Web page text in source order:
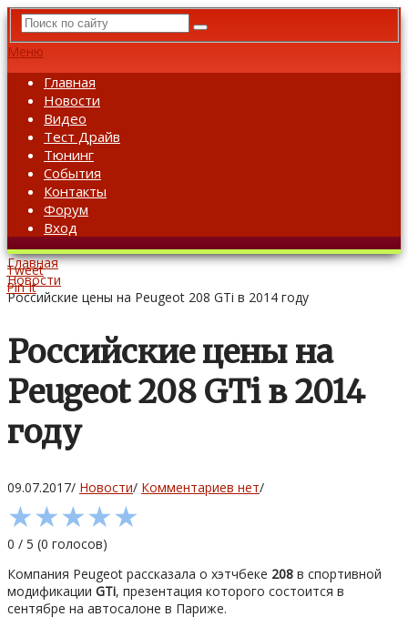
Меню
Главная
Новости
Видео
Тест Драйв
Тюнинг
События
Контакты
Форум
Вход
Главная
Новости
Российские цены на Peugeot 208 GTi в 2014 году
Российские цены на
Peugeot 208 GTi в 2014
году
09.07.2017/ Новости/ Комментариев нет/
★★★★★
0 / 5 (0 голосов)
Компания Peugeot рассказала о хэтчбеке 208 в спортивной
модификации GTi, презентация которого состоится в
сентябре на автосалоне в Париже.
Tweet
Pin It